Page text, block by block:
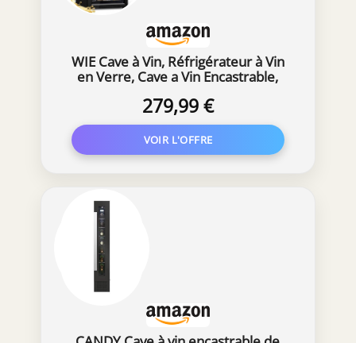
WIE Cave à Vin, Réfrigérateur à Vin
en Verre, Cave a Vin Encastrable,
Intérieur/Extérieur, Frigo Vin,
Protection UV, 5-18°C, 28 Bouteilles
279,99 €